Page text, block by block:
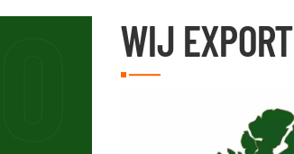
WIJ